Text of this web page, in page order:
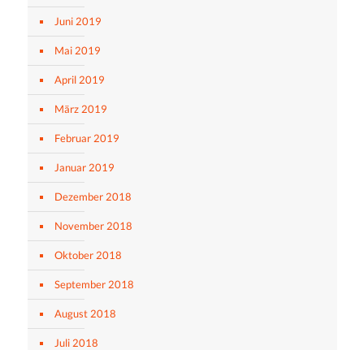
Juni 2019
Mai 2019
April 2019
März 2019
Februar 2019
Januar 2019
Dezember 2018
November 2018
Oktober 2018
September 2018
August 2018
Juli 2018